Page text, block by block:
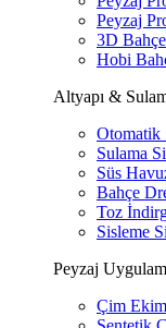
Peyzaj
3D Bahçe
Hobi
Altyapı &
Otomatik
Sulama
Süs
Bahçe
Toz
Sisleme
Peyzaj
Çim